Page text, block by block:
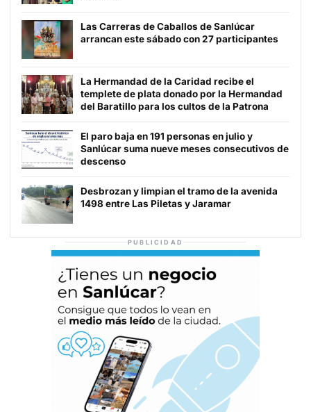
Las Carreras de Caballos de Sanlúcar
arrancan este sábado con 27 participantes
La Hermandad de la Caridad recibe el
templete de plata donado por la Hermandad
del Baratillo para los cultos de la Patrona
El paro baja en 191 personas en julio y
Sanlúcar suma nueve meses consecutivos de
descenso
Desbrozan y limpian el tramo de la avenida
1498 entre Las Piletas y Jaramar
PUBLICIDAD